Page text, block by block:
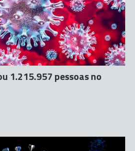
1.215.957 pessoas no